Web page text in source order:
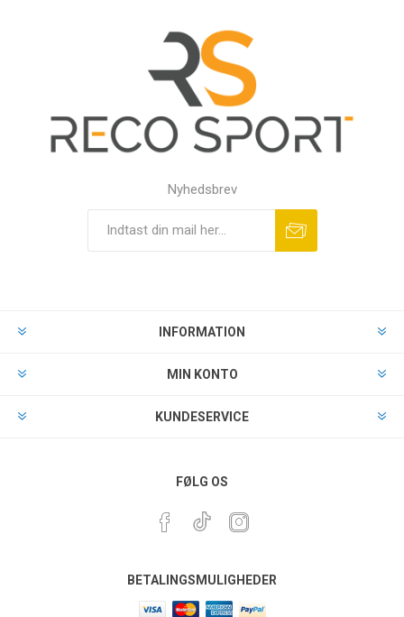
Nyhedsbrev
INFORMATION
MIN KONTO
KUNDESERVICE
FØLG OS
BETALINGSMULIGHEDER